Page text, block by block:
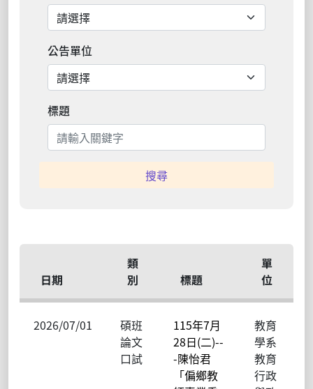
公告單位
標題
日期
類
別
標題
單
位
2026/07/01
碩班
論文
口試
115年7月
28日(二)--
-陳怡君
「偏鄉教
教育
學系
教育
行政